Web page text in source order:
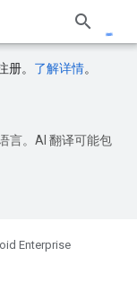
册。 了解详情。
言。AI 翻译可能包
Enterprise